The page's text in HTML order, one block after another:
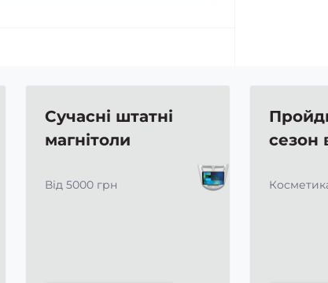
Сучасні штатні
магнітоли
Від 5000 грн
сезон